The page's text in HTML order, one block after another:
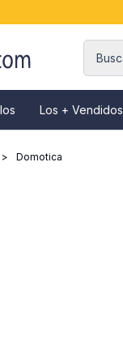
Los + Vendidos
Domotica